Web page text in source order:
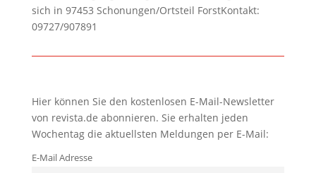
sich in 97453 Schonungen/Ortsteil ForstKontakt:
09727/907891
Hier können Sie den kostenlosen E-Mail-Newsletter
von revista.de abonnieren. Sie erhalten jeden
Wochentag die aktuellsten Meldungen per E-Mail:
E-Mail Adresse